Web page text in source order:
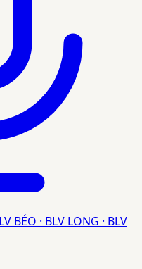
BÉO · BLV LONG · BLV